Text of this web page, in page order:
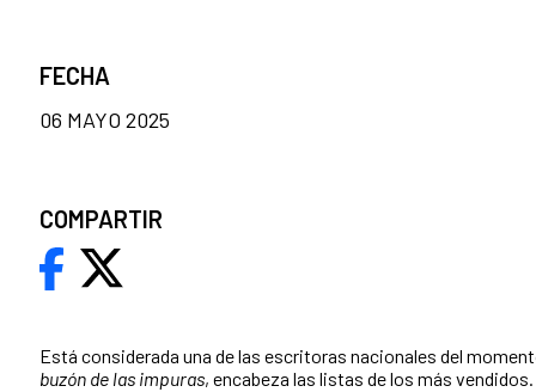
Está considerada una de las escritoras nacionales del
buzón de las impuras, encabeza las listas de los más vendidos.
FECHA
06 MAYO 2025
COMPARTIR